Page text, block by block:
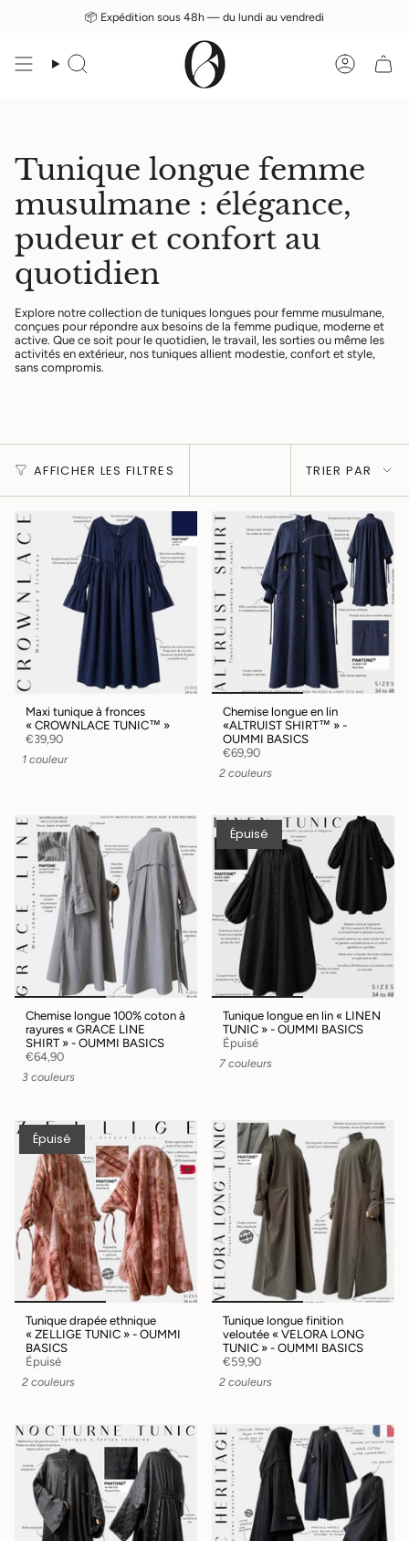
📦 Expédition sous 48h — du lundi au vendredi
offerte dès 200€ d’achat (France, Allemagne, Belgique, Luxembourg,
Recherche
Tunique longue femme
musulmane : élégance,
pudeur et confort au
quotidien
Explore notre collection de tuniques longues pour femme musulmane,
conçues pour répondre aux besoins de la femme pudique, moderne et
active. Que ce soit pour le quotidien, le travail, les sorties ou même les
activités en extérieur, nos tuniques allient modestie, confort et style,
sans compromis.
AFFICHER LES FILTRES
Trier
par
TRIER PAR
Maxi tunique à fronces
« CROWNLACE TUNIC™ »
€39,90
1 couleur
Chemise longue en lin
«ALTRUIST SHIRT™ » -
OUMMI BASICS
€69,90
2 couleurs
Chemise longue 100% coton à
rayures « GRACE LINE
SHIRT » - OUMMI BASICS
€64,90
3 couleurs
Épuisé
Tunique longue en lin « LINEN
TUNIC » - OUMMI BASICS
Épuisé
7 couleurs
Épuisé
Tunique drapée ethnique
« ZELLIGE TUNIC » - OUMMI
BASICS
Épuisé
2 couleurs
Tunique longue finition
veloutée « VELORA LONG
TUNIC » - OUMMI BASICS
€59,90
2 couleurs